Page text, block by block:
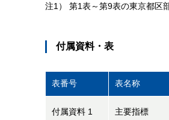
注1） 第1表～第9表の東京都区
付属資料・表
表番号 表名称
付属資料 1 主要指標